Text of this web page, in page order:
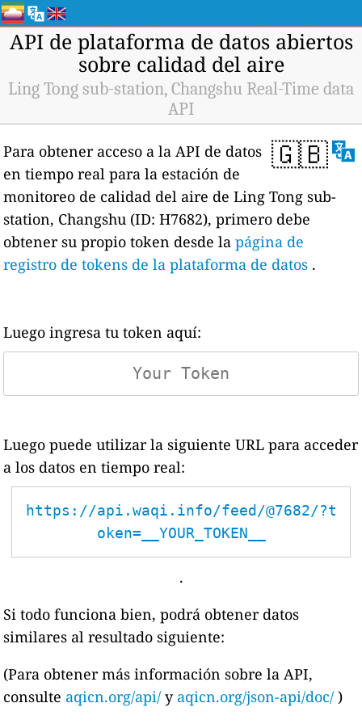
API de plataforma de datos abiertos
sobre calidad del aire
Ling Tong sub-station, Changshu Real-Time data
API
🇬🇧
Para obtener acceso a la API de datos
en tiempo real para la estación de
monitoreo de calidad del aire de Ling Tong sub-
station, Changshu (ID: H7682), primero debe
obtener su propio token desde lapágina de
registro de tokens de la plataforma de datos .
Luego ingresa tu token aquí:
Luego puede utilizar la siguiente URL para acceder
a los datos en tiempo real:
https://api.waqi.info/feed/@7682/?t
oken=__YOUR_TOKEN__
.
Si todo funciona bien, podrá obtener datos
similares al resultado siguiente:
(Para obtener más información sobre la API,
consulte aqicn.org/api/ y aqicn.org/json-api/doc/ )